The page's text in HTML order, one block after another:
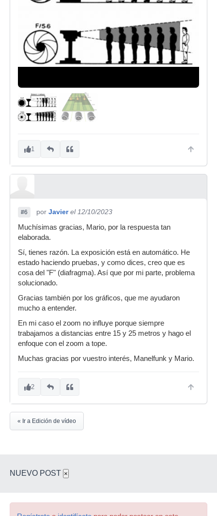
1
#6 por Javier el 12/10/2023
Muchísimas gracias, Mario, por la respuesta tan
elaborada.
Sí, tienes razón. La exposición está en automático. He
estado haciendo pruebas, y como dices, creo que es
cosa del "F" (diafragma). Así que por mi parte, problema
solucionado.
Gracias también por los gráficos, que me ayudaron
mucho a entender.
En mi caso el zoom no influye porque siempre
trabajamos a distancias entre 15 y 25 metros y hago el
enfoque con el zoom a tope.
Muchas gracias por vuestro interés, Manelfunk y Mario.
2
« Ir a Edición de vídeo
NUEVO POST ×